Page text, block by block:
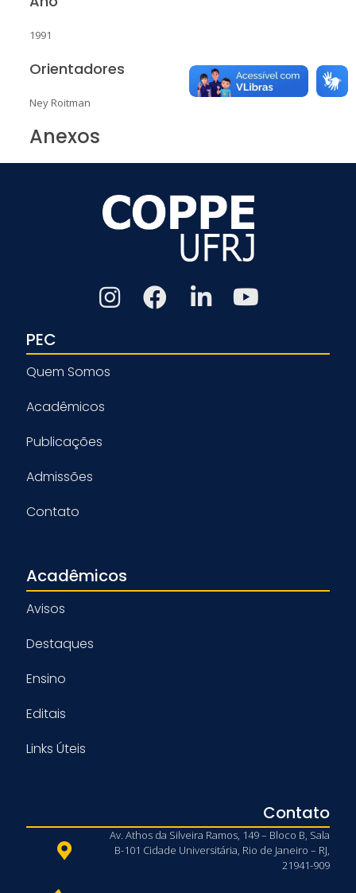
1991
Orientadores
Ney Roitman
Anexos
PEC
Quem Somos
Acadêmicos
Publicações
Admissões
Contato
Acadêmicos
Avisos
Destaques
Ensino
Editais
Links Úteis
Contato
Av. Athos da Silveira Ramos, 149 – Bloco B, Sala
B-101 Cidade Universitária, Rio de Janeiro – RJ,
21941-909